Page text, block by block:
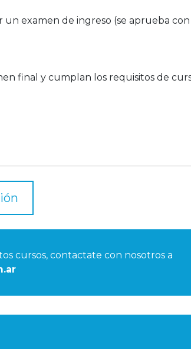
un examen de ingreso (se aprueba con
final y cumplan los requisitos de
cursos, contactate con nosotros a